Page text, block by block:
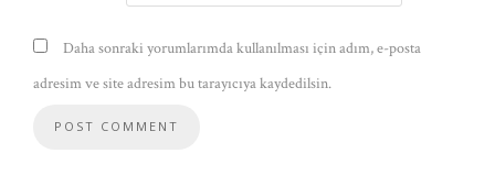
Daha sonraki yorumlarımda kullanılması için adım, e-posta
adresim ve site adresim bu tarayıcıya kaydedilsin.